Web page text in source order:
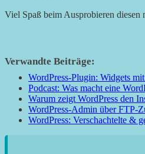
Viel Spaß beim Ausprobieren diesen
Verwandte Beiträge:
WordPress-Plugin: Widgets
Podcast: Was macht eine
Warum zeigt WordPress den
WordPress-Admin über FTP-
WordPress: Verschachtelte &